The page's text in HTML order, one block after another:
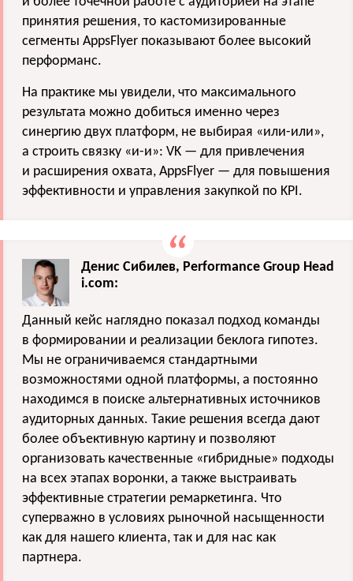
принятия решения, то кастомизированные
сегменты AppsFlyer показывают более высокий
перформанс.
На практике мы увидели, что максимального
результата можно добиться именно через
синергию двух платформ, не выбирая «или-или»,
а строить связку «и-и»: VK — для привлечения
и расширения охвата, AppsFlyer — для повышения
эффективности и управления закупкой по KPI.
Денис Сибилев, Performance Group Head
i.соm:
Данный кейс наглядно показал подход команды
в формировании и реализации беклога гипотез.
Мы не ограничиваемся стандартными
возможностями одной платформы, а постоянно
находимся в поиске альтернативных источников
аудиторных данных. Такие решения всегда дают
более объективную картину и позволяют
организовать качественные «гибридные» подходы
на всех этапах воронки, а также выстраивать
эффективные стратегии ремаркетинга. Что
суперважно в условиях рыночной насыщенности
как для нашего клиента, так и для нас как
партнера.